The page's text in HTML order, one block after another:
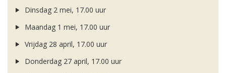
Dinsdag 2 mei, 17.00 uur
Maandag 1 mei, 17.00 uur
Vrijdag 28 april, 17.00 uur
Donderdag 27 april, 17.00 uur